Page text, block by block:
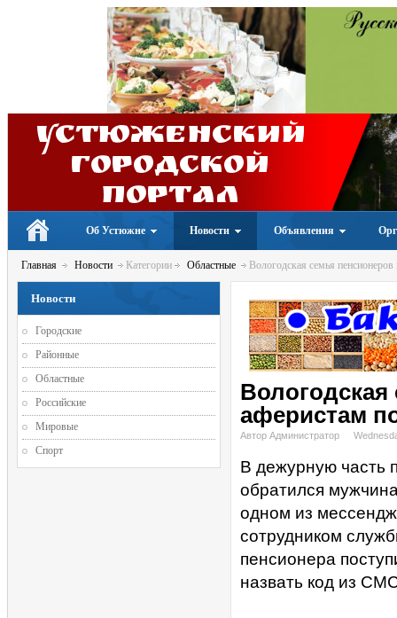
Устюженский
Городской
портал
Об Устюжне Новости Объявления
Главная Новости Категории Областные Вологодская семья
аферистам
Автор Администратор
В дежурную часть
обратился
одном из
сотрудником
пенсионера
назвать код из
Новости
Городские
Районные
Областные
Российские
Мировые
Спорт